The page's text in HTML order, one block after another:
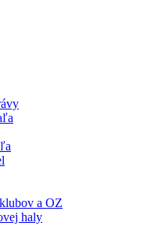
a OZ
haly